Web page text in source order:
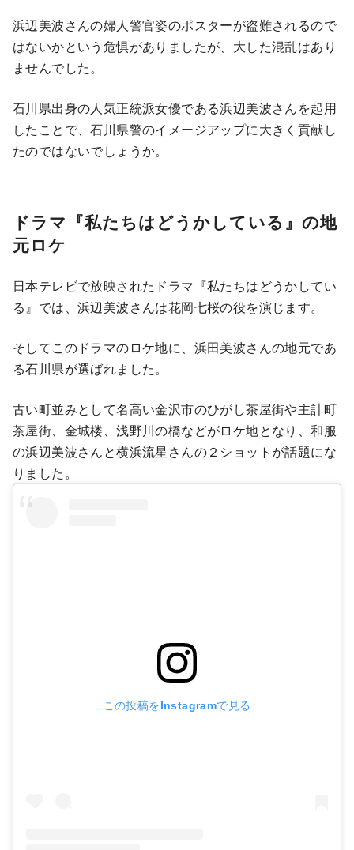
浜辺美波さんの婦人警官姿のポスターが盗難されるので
はないかという危惧がありましたが、大した混乱はあり
ませんでした。
石川県出身の人気正統派女優である浜辺美波さんを起用
したことで、石川県警のイメージアップに大きく貢献し
たのではないでしょうか。
ドラマ『私たちはどうかしている』の地
元ロケ
日本テレビで放映されたドラマ『私たちはどうかしてい
る』では、浜辺美波さんは花岡七桜の役を演じます。
そしてこのドラマのロケ地に、浜田美波さんの地元であ
る石川県が選ばれました。
古い町並みとして名高い金沢市のひがし茶屋街や主計町
茶屋街、金城楼、浅野川の橋などがロケ地となり、和服
の浜辺美波さんと横浜流星さんの２ショットが話題にな
りました。
この投稿をInstagramで見る